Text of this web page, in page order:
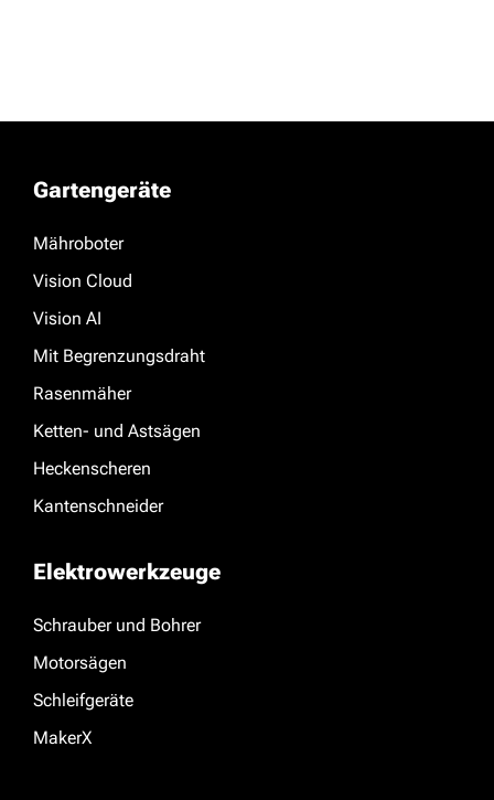
Gartengeräte
Mähroboter
Vision Cloud
Vision AI
Mit Begrenzungsdraht
Rasenmäher
Ketten- und Astsägen
Heckenscheren
Kantenschneider
Elektrowerkzeuge
Schrauber und Bohrer
Motorsägen
Schleifgeräte
MakerX